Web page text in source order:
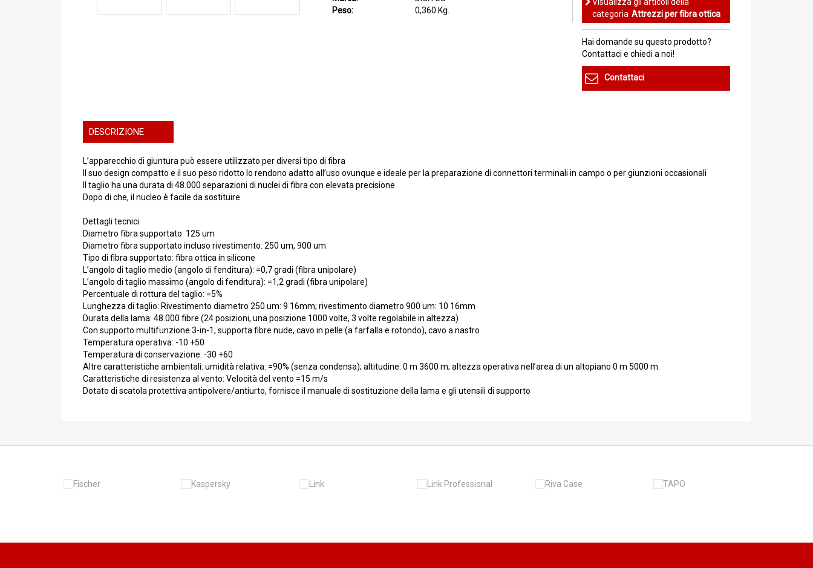
Peso:
0,360 Kg.
categoria Attrezzi per fibra ottica
Hai domande su questo prodotto?
Contattaci e chiedi a noi!
Contattaci
DESCRIZIONE
L’apparecchio di giuntura può essere utilizzato per diversi tipo di fibra
Il suo design compatto e il suo peso ridotto lo rendono adatto all’uso ovunque e ideale per la preparazione di connettori terminali in campo o per giunzioni occasionali
Il taglio ha una durata di 48.000 separazioni di nuclei di fibra con elevata precisione
Dopo di che, il nucleo è facile da sostituire
Dettagli tecnici
Diametro fibra supportato: 125 um
Diametro fibra supportato incluso rivestimento: 250 um, 900 um
Tipo di fibra supportato: fibra ottica in silicone
L’angolo di taglio medio (angolo di fenditura): =0,7 gradi (fibra unipolare)
L’angolo di taglio massimo (angolo di fenditura): =1,2 gradi (fibra unipolare)
Percentuale di rottura del taglio: =5%
Lunghezza di taglio: Rivestimento diametro 250 um: 9 16mm; rivestimento diametro 900 um: 10 16mm
Durata della lama: 48.000 fibre (24 posizioni, una posizione 1000 volte, 3 volte regolabile in altezza)
Con supporto multifunzione 3-in-1, supporta fibre nude, cavo in pelle (a farfalla e rotondo), cavo a nastro
Temperatura operativa: -10 +50
Temperatura di conservazione: -30 +60
Altre caratteristiche ambientali: umidità relativa: =90% (senza condensa); altitudine: 0 m 3600 m; altezza operativa nell’area di un altopiano 0 m 5000 m.
Caratteristiche di resistenza al vento: Velocità del vento =15 m/s
Dotato di scatola protettiva antipolvere/antiurto, fornisce il manuale di sostituzione della lama e gli utensili di supporto